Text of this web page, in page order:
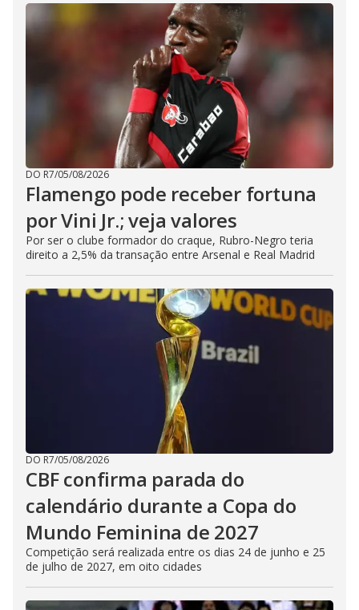
DO R7/05/08/2026
Flamengo pode receber fortuna
por Vini Jr.; veja valores
Por ser o clube formador do craque, Rubro-Negro teria
direito a 2,5% da transação entre Arsenal e Real Madrid
DO R7/05/08/2026
CBF confirma parada do
calendário durante a Copa do
Mundo Feminina de 2027
Competição será realizada entre os dias 24 de junho e 25
de julho de 2027, em oito cidades